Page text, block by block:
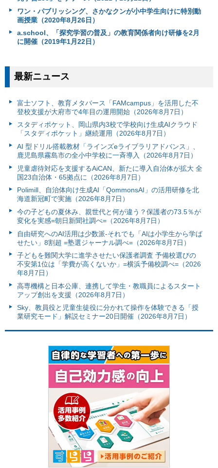
ワン・パブリッシング、さかなクンが小中学生向けに特別動
画授業（2020年8月26日）
a.school、「探究学習の普及」の教育関係者向け研修を2月
に開催（2019年1月22日）
最新ニュース
富⼠ソフト、教育メタバース「FAMcampus」を活用した不
登校支援が大府市で4年目の運用開始（2026年8月7日）
スタディポケット、岡山県内3校で学校向け生成AIクラウド
「スタディポケット」継続運用（2026年8月7日）
AI 型ドリル搭載教材「ラインズeライブラリアドバンス」、
鹿児島県霧島市の全小中学校に一斉導入（2026年8月7日）
児童虐待対応を支援するAiCAN、新たに導入自治体が拡大 全
国23自治体・65拠点に（2026年8月7日）
Polimill、自治体向け生成AI「QommonsAI」の活用研修を北
海道新冠町で実施（2026年8月7日）
今の子どもの夏休み、親世代と何が違う？保護者の73.5％が
変化を実感=朝日新聞社調べ=（2026年8月7日）
自由研究へのAI活用は少数派-それでも「AIは小学生から学ば
せたい」8割超 =塾選ジャーナル調べ=（2026年8月7日）
子どもを難関大学に進学させたい保護者調査 予備校選びの
不安第1位は「学費が高くないか」=横浜予備校調べ=（2026
年8月7日）
高専機構と日本公庫、連携して学生・教職員によるスタート
アップ創出を支援（2026年8月7日）
Sky、教員役と児童生徒役に分かれて操作を体験できる「授
業研究モード」解説セミナー20日開催（2026年8月7日）